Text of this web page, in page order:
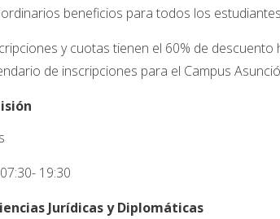
beneficios para todos los
y cuotas tienen el 60% de
de inscripciones para el Campus
19:30
Jurídicas y Diplomáticas